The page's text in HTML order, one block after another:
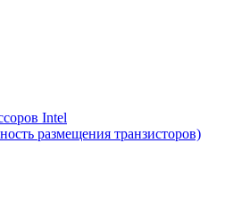
Intel
размещения транзисторов)